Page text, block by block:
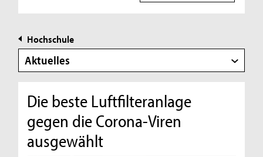
Hochschule
Aktuelles
Die beste Luftfilteranlage
gegen die Corona-Viren
ausgewählt